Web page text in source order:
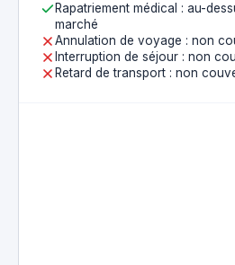
Rapatriement médical : au-
marché
Annulation de voyage : non
Interruption de séjour : non
Retard de transport : non